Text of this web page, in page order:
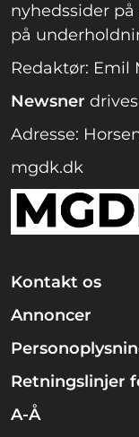
nyhedssider
på
Redaktør: Emil
Newsner
Adresse:
mgdk.dk
Kontakt os
Annoncer
Retningslinjer
A-Å